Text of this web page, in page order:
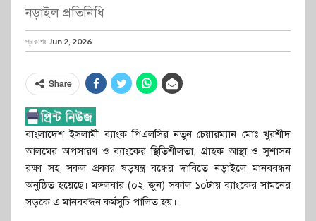
নড়াইল প্রতিনিধি
প্রকাশঃ Jun 2, 2026
Share
বাংলাদেশ ইসলামী ব্যাংক পিএলসির নতুন চেয়ারম্যান মোঃ খুরশীদ
আলমের অপসারণ ও ব্যাংকের স্থিতিশীলতা, গ্রাহক আস্থা ও সুশাসন
রক্ষা সহ সকল প্রকার ষড়যন্ত্র বন্ধের দাবিতে নড়াইলে মানববন্ধন
অনুষ্ঠিত হয়েছে। মঙ্গলবার (০২ জুন) সকাল ১০টায় ব্যাংকের সামনের
সড়কে এ মানববন্ধন কর্মসুচি পালিত হয়।